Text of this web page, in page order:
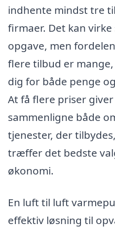
indhente mindst tre
firmaer. Det kan virke
opgave, men
flere tilbud er
dig for både penge
At få flere priser
sammenligne både
tjenester, der
træffer det bedste
økonomi.
En luft til luft
effektiv løsning til